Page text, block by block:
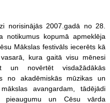
norisinājās 2007.gadā no 28.
notikumus kopumā apmeklēja
Mākslas festivāls iecerēts kā
kura gaitā visu mēnesi
un novērtēt visdažādākās
no akadēmiskās mūzikas un
avangardam, tādējādi
pieaugumu un Cēsu vārda